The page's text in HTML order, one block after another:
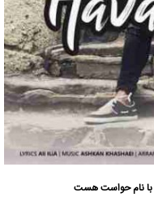
با نام حواست هست